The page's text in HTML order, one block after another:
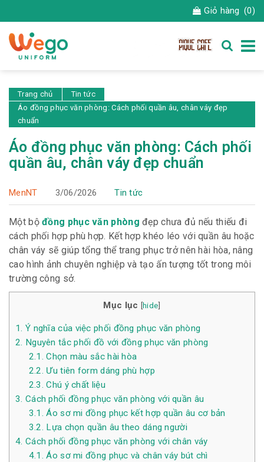
Giỏ hàng (0)
Trang chủ
Tin tức
Áo đồng phục văn phòng: Cách phối quần âu, chân váy đẹp
chuẩn
Áo đồng phục văn phòng: Cách phối
quần âu, chân váy đẹp chuẩn
MenNT 3/06/2026 Tin tức
Một bộđồng phục văn phòng đẹp chưa đủ nếu thiếu đi
cách phối hợp phù hợp. Kết hợp khéo léo với quần âu hoặc
chân váy sẽ giúp tổng thể trang phục trở nên hài hòa, nâng
cao hình ảnh chuyên nghiệp và tạo ấn tượng tốt trong môi
trường công sở.
Mục lục [hide]
1. Ý nghĩa của việc phối đồng phục văn phòng
2. Nguyên tắc phối đồ với đồng phục văn phòng
2.1. Chọn màu sắc hài hòa
2.2. Ưu tiên form dáng phù hợp
2.3. Chú ý chất liệu
3. Cách phối đồng phục văn phòng với quần âu
3.1. Áo sơ mi đồng phục kết hợp quần âu cơ bản
3.2. Lựa chọn quần âu theo dáng người
4. Cách phối đồng phục văn phòng với chân váy
4.1. Áo sơ mi đồng phục và chân váy bút chì